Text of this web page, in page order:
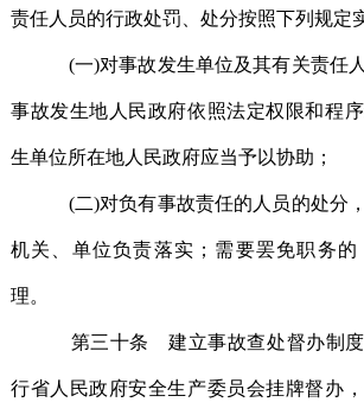
责任人员的行政处罚、处分按照下列规定
(一)对事故发生单位及其有关责任人
事故发生地人民政府依照法定权限和程
生单位所在地人民政府应当予以协助；
(二)对负有事故责任的人员的处分，
机关、单位负责落实；需要罢免职务的
理。
第三十条 建立事故查处督办制度
行省人民政府安全生产委员会挂牌督办